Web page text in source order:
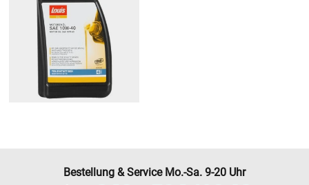
Bestellung & Service Mo.-Sa. 9-20 Uhr